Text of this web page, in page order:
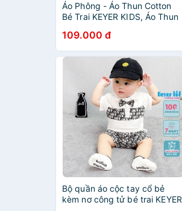
Áo Phông - Áo Thun Cotton
Bé Trai KEYER KIDS, Áo Thun
4 Chiều Mềm Mịn Hình Dễ
Thương AT51
109.000 đ
Bộ quần áo cộc tay cổ bẻ
kèm nơ công tử bé trai KEYER